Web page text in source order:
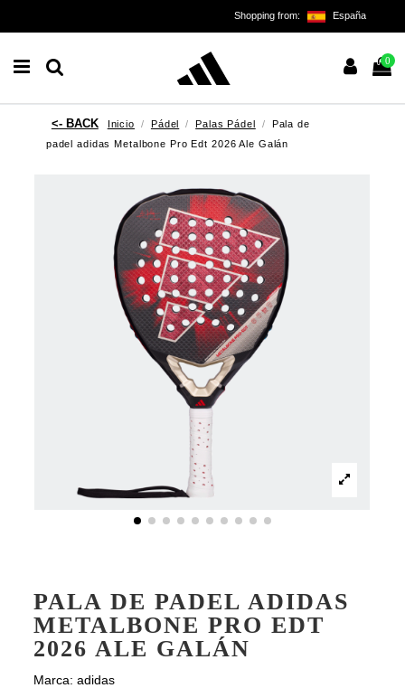
Shopping from: España
0
Inicio Pádel Palas Pádel
Pala de
padel adidas Metalbone Pro Edt 2026 Ale Galán
PALA DE PADEL ADIDAS
METALBONE PRO EDT
2026 ALE GALÁN
Marca: adidas